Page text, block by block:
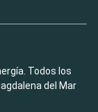
Todos los
del Mar